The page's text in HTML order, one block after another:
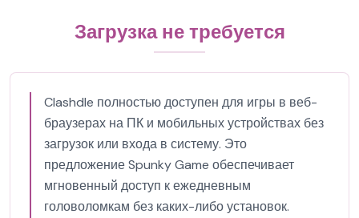
Загрузка не требуется
Clashdle полностью доступен для игры в веб-
браузерах на ПК и мобильных устройствах без
загрузок или входа в систему. Это
предложение Spunky Game обеспечивает
мгновенный доступ к ежедневным
головоломкам без каких-либо установок.